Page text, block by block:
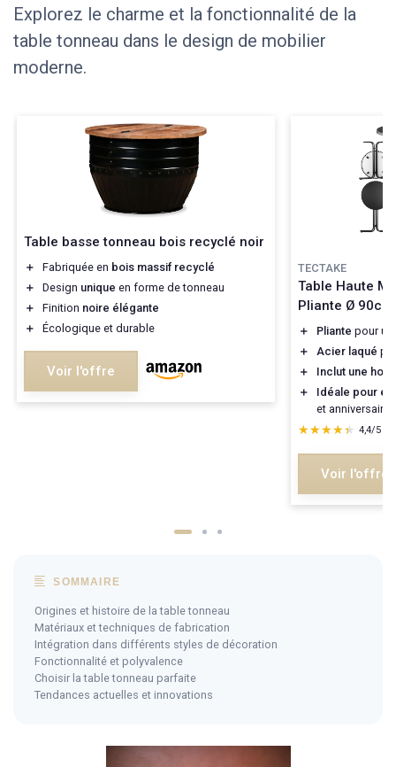
Explorez le charme et la fonctionnalité de la
table tonneau dans le design de mobilier
moderne.
Table basse tonneau bois recyclé noir
＋ Fabriquée en bois massif recyclé
＋
Design unique en forme de tonneau
＋
Finition noire élégante
＋
Écologique et durable
Voir l'offre
TECTAKE
Table Haute
Pliante Ø 90cm
＋ Pliante pour
＋
Acier laqué
＋
Inclut une
＋
Idéale pour
et anniversaires
★★★★★
★★★★★ 4,4/5
Voir l'offre
SOMMAIRE
Origines et histoire de la table tonneau
Matériaux et techniques de fabrication
Intégration dans différents styles de décoration
Fonctionnalité et polyvalence
Choisir la table tonneau parfaite
Tendances actuelles et innovations